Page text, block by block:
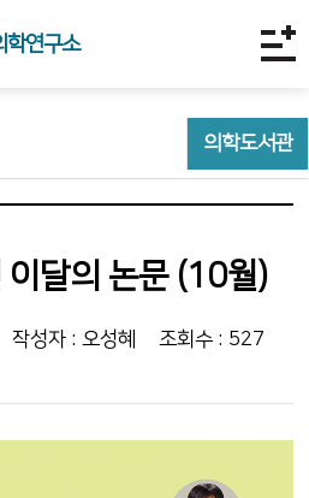
학연구소
의학도서관
이달의 논문 (10월)
작성자 : 오성혜 조회수 : 527